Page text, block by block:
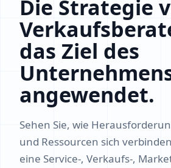
Die Strategie
das Ziel des
angewendet.
Sehen Sie, wie
und Ressourcen sich
eine Service-, Verkaufs-,